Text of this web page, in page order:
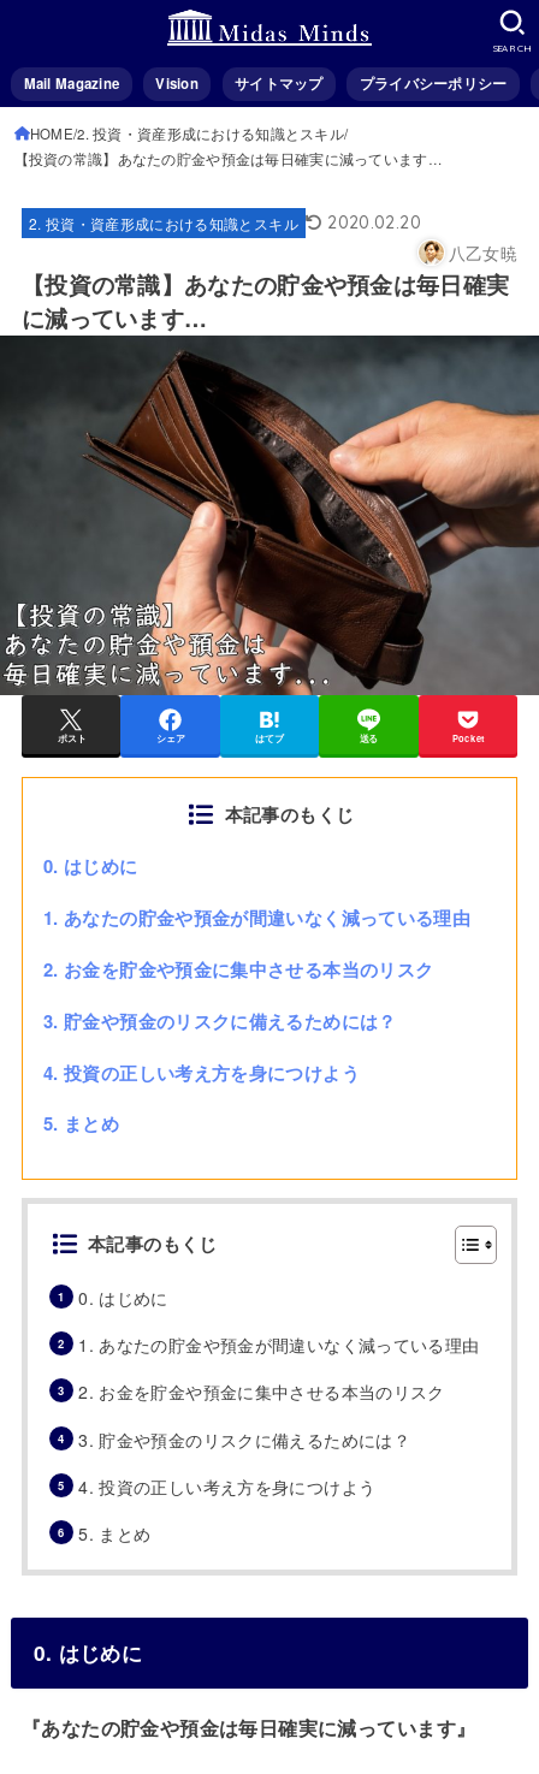
Mail Magazine Vision サイトマップ プライバシーポリシー
SEARCH
HOME 2. 投資・資産形成における知識とスキル
【投資の常識】あなたの貯金や預金は毎日確実に減っています…
2. 投資・資産形成における知識とスキル 2020.02.20
八乙女暁
【投資の常識】あなたの貯金や預金は毎日確実
に減っています…
ポスト シェア はてブ 送る Pocket
本記事のもくじ
0. はじめに
1. あなたの貯金や預金が間違いなく減っている理由
2. お金を貯金や預金に集中させる本当のリスク
3. 貯金や預金のリスクに備えるためには？
4. 投資の正しい考え方を身につけよう
5. まとめ
本記事のもくじ
0. はじめに
1. あなたの貯金や預金が間違いなく減っている理由
2. お金を貯金や預金に集中させる本当のリスク
3. 貯金や預金のリスクに備えるためには？
4. 投資の正しい考え方を身につけよう
5. まとめ
0. はじめに
『あなたの貯金や預金は毎日確実に減っています』